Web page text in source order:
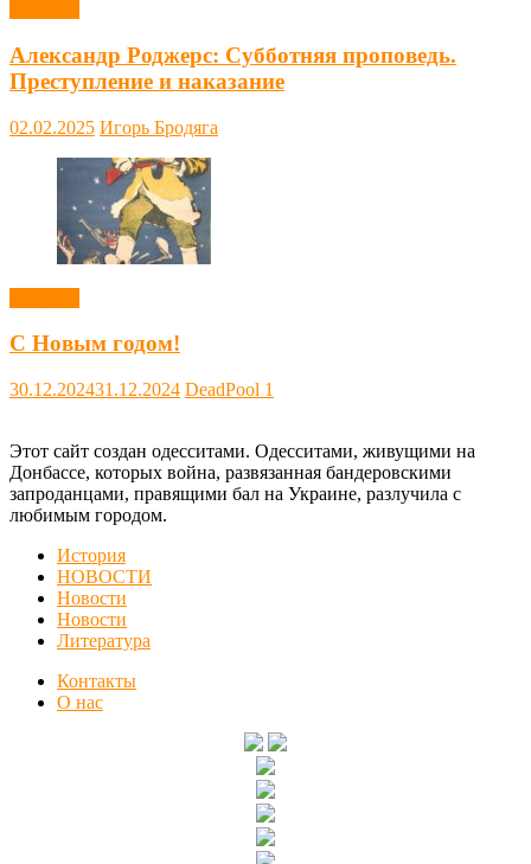
Александр Роджерс: Субботняя проповедь.
Преступление и наказание
02.02.2025 Игорь Бродяга
С Новым годом!
30.12.202431.12.2024 DeadPool 1
Этот сайт создан одесситами. Одесситами, живущими на
Донбассе, которых война, развязанная бандеровскими
запроданцами, правящими бал на Украине, разлучила с
любимым городом.
История
НОВОСТИ
Новости
Новости
Литература
Контакты
О нас